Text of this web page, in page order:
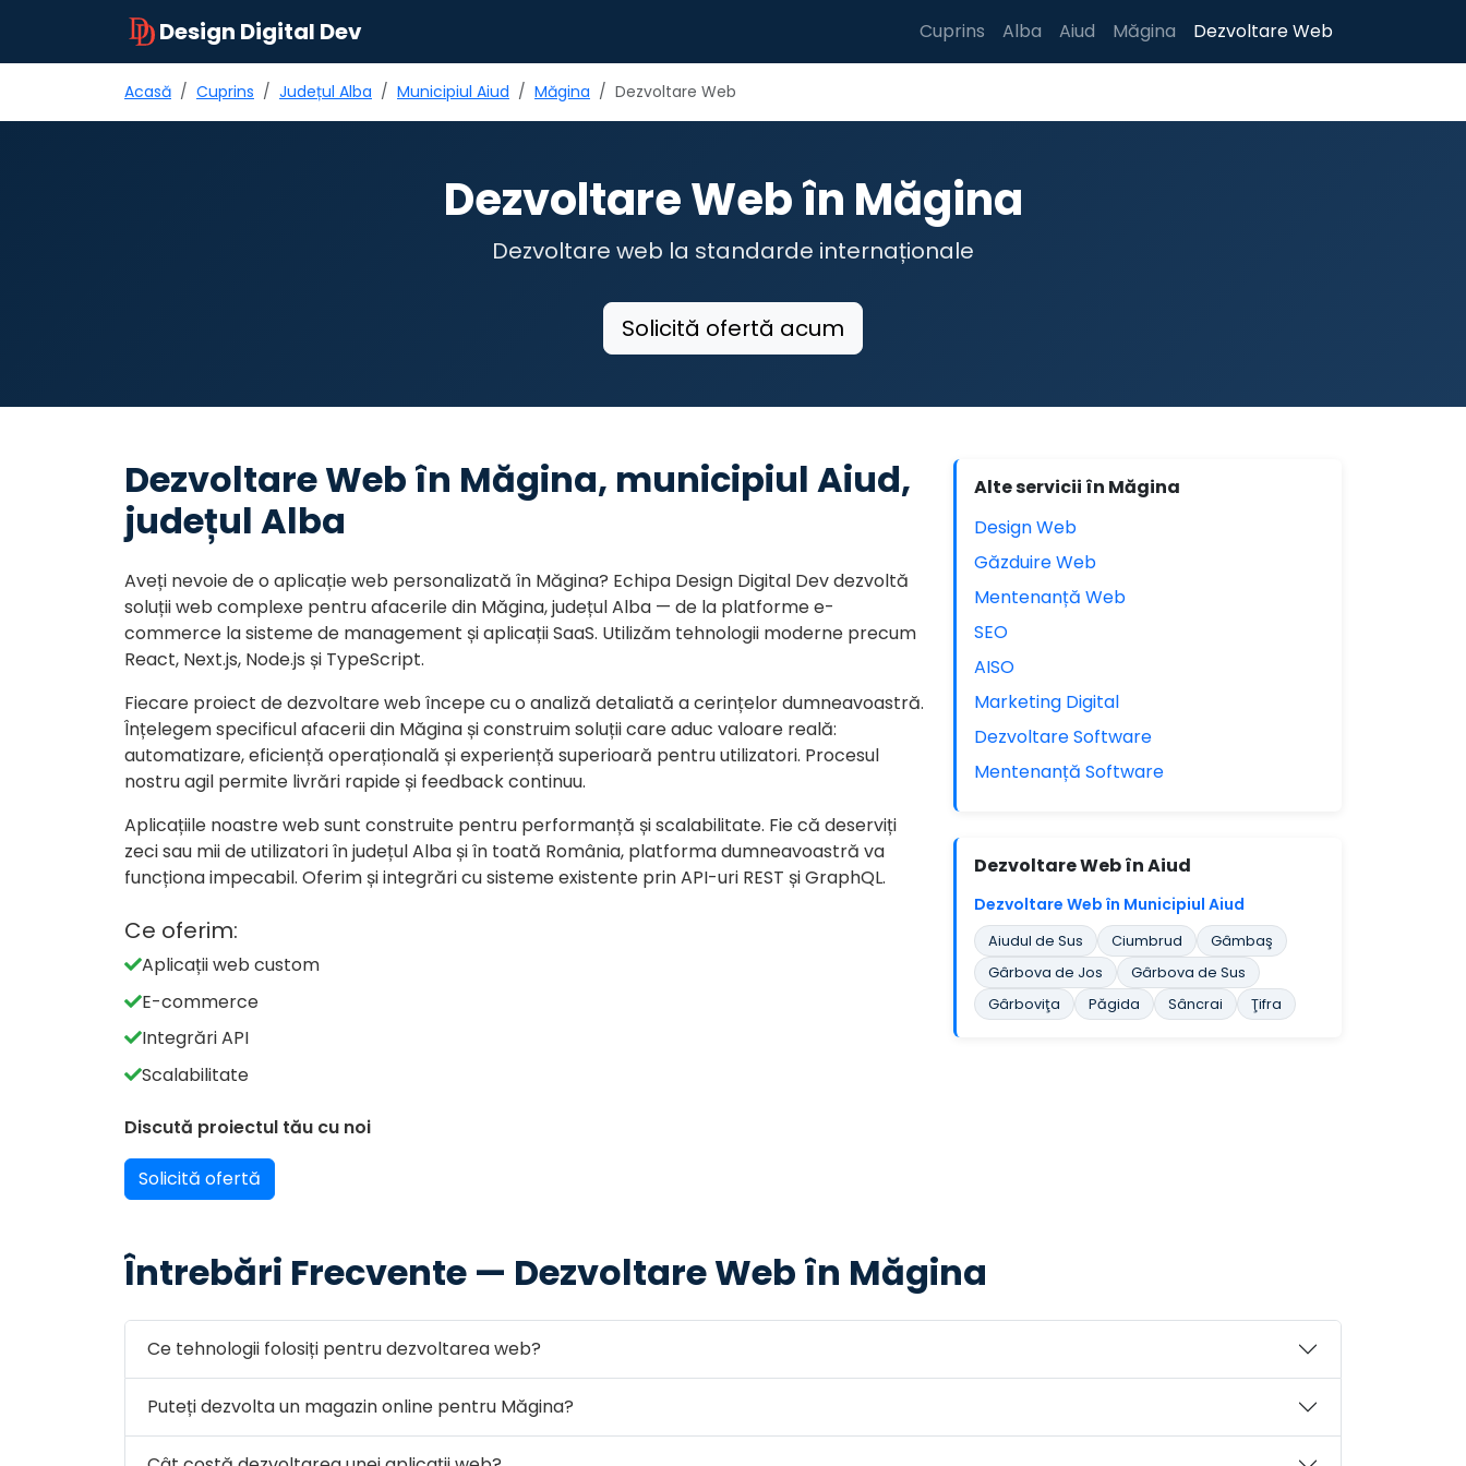
Design Digital Dev Cuprins Alba Aiud Măgina Dezvoltare Web
Acasă Cuprins Județul Alba Municipiul Aiud Măgina Dezvoltare Web
Dezvoltare Web în Măgina
Dezvoltare web la standarde internaționale
Solicită ofertă acum
Dezvoltare Web în Măgina, municipiul Aiud,
județul Alba
Aveți nevoie de o aplicație web personalizată în Măgina? Echipa Design Digital Dev dezvoltă
soluții web complexe pentru afacerile din Măgina, județul Alba — de la platforme e-
commerce la sisteme de management și aplicații SaaS. Utilizăm tehnologii moderne precum
React, Next.js, Node.js și TypeScript.
Fiecare proiect de dezvoltare web începe cu o analiză detaliată a cerințelor dumneavoastră.
Înțelegem specificul afacerii din Măgina și construim soluții care aduc valoare reală:
automatizare, eficiență operațională și experiență superioară pentru utilizatori. Procesul
nostru agil permite livrări rapide și feedback continuu.
Aplicațiile noastre web sunt construite pentru performanță și scalabilitate. Fie că deserviți
zeci sau mii de utilizatori în județul Alba și în toată România, platforma dumneavoastră va
funcționa impecabil. Oferim și integrări cu sisteme existente prin API-uri REST și GraphQL.
Ce oferim:
Aplicații web custom
E-commerce
Integrări API
Scalabilitate
Discută proiectul tău cu noi
Solicită ofertă
Alte servicii în Măgina
Design Web
Găzduire Web
Mentenanță Web
SEO
AISO
Marketing Digital
Dezvoltare Software
Mentenanță Software
Dezvoltare Web în Aiud
Dezvoltare Web în Municipiul Aiud
Aiudul de Sus Ciumbrud
Gâmbaş
Gârbova de Jos
Gârbova de Sus
Gârboviţa
Păgida Sâncrai Ţifra
Întrebări Frecvente — Dezvoltare Web în Măgina
Ce tehnologii folosiți pentru dezvoltarea web?
Puteți dezvolta un magazin online pentru Măgina?